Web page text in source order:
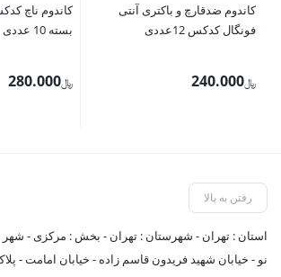
کاندوم ضدقارچ و باکتری آنتی
فونگال کدکس 12عددی
﷼240.000
بسته 10 عددی
﷼280.000
رفتن به بالا
استان : تهران - شهرستان : تهران - بخش : مرکزی - شهر :